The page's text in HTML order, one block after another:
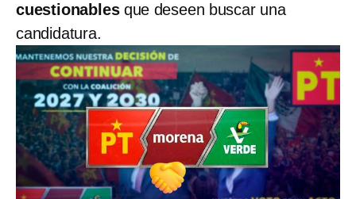
cuestionablesque deseen buscar una
candidatura.